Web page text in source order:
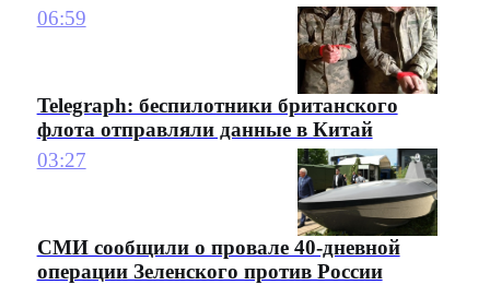
06:59
Telegraph: беспилотники британского
флота отправляли данные в Китай
03:27
СМИ сообщили о провале 40-дневной
операции Зеленского против России